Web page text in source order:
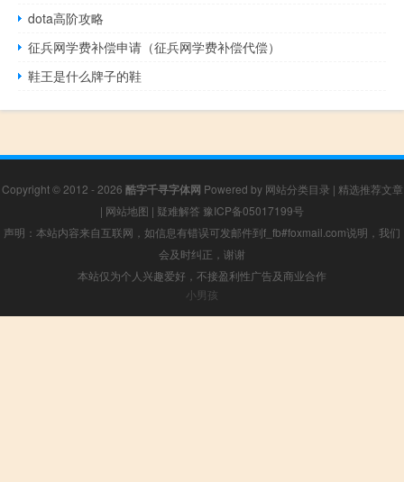
dota高阶攻略
征兵网学费补偿申请（征兵网学费补偿代偿）
鞋王是什么牌子的鞋
Copyright © 2012 - 2026 酷字千寻字体网 Powered by 网站分类目录 | 精选推荐文章
| 网站地图 | 疑难解答 豫ICP备05017199号
声明：本站内容来自互联网，如信息有错误可发邮件到f_fb#foxmail.com说明，我们
会及时纠正，谢谢
本站仅为个人兴趣爱好，不接盈利性广告及商业合作
小男孩